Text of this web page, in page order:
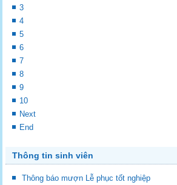
3
4
5
6
7
8
9
10
Next
End
Thông tin sinh viên
Thông báo mượn Lễ phục tốt nghiệp